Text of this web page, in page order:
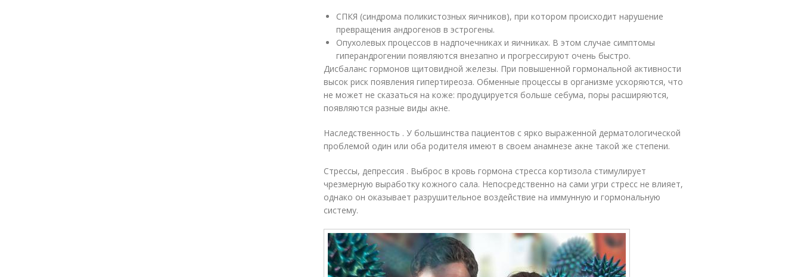
СПКЯ (синдрома поликистозных яичников), при котором происходит нарушение
превращения андрогенов в эстрогены.
Опухолевых процессов в надпочечниках и яичниках. В этом случае симптомы
гиперандрогении появляются внезапно и прогрессируют очень быстро.
Дисбаланс гормонов щитовидной железы. При повышенной гормональной активности
высок риск появления гипертиреоза. Обменные процессы в организме ускоряются, что
не может не сказаться на коже: продуцируется больше себума, поры расширяются,
появляются разные виды акне.
Наследственность . У большинства пациентов с ярко выраженной дерматологической
проблемой один или оба родителя имеют в своем анамнезе акне такой же степени.
Стрессы, депрессия . Выброс в кровь гормона стресса кортизола стимулирует
чрезмерную выработку кожного сала. Непосредственно на сами угри стресс не влияет,
однако он оказывает разрушительное воздействие на иммунную и гормональную
систему.